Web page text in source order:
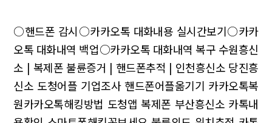
○핸드폰 감시○카카오톡 대화내용 실시간보기○카카
오톡 대화내역 백업○카카오톡 대화내역 복구 수원흥신
소 | 복제폰 불륜증거 | 핸드폰추적 | 인천흥신소 당진흥
신소 도청어플 기업조사 핸드폰어플옮기기 카카오톡복
원카카오톡해킹방법 도청앱 복제폰 부산흥신소 카톡내